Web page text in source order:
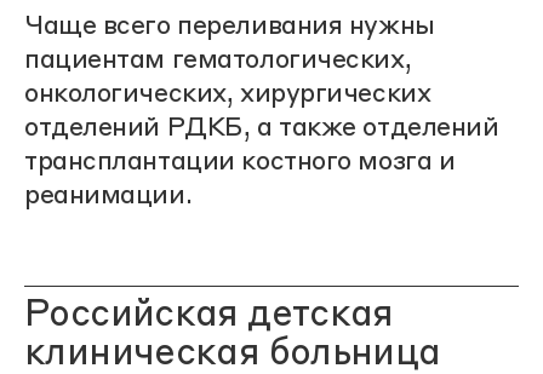
Чаще всего переливания нужны
пациентам гематологических,
онкологических, хирургических
отделений РДКБ, а также отделений
трансплантации костного мозга и
реанимации.
Российская детская
клиническая больница